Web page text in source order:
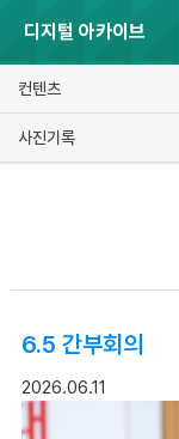
디지털 아카이브
컨텐츠
사진기록
6.5 간부회의
2026.06.11